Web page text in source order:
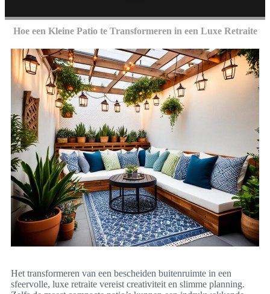
Hoe een Kleine Patio te Transformeren in een Luxe Retraite
Het transformeren van een bescheiden buitenruimte in een
sfeervolle, luxe retraite vereist creativiteit en slimme planning.